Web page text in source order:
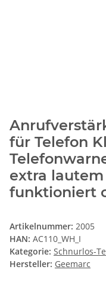
für Telefon
extra
funktioniert
Artikelnummer: 2005
HAN: AC110_WH_I
Kategorie: Schnurlos-
Hersteller: Geemarc